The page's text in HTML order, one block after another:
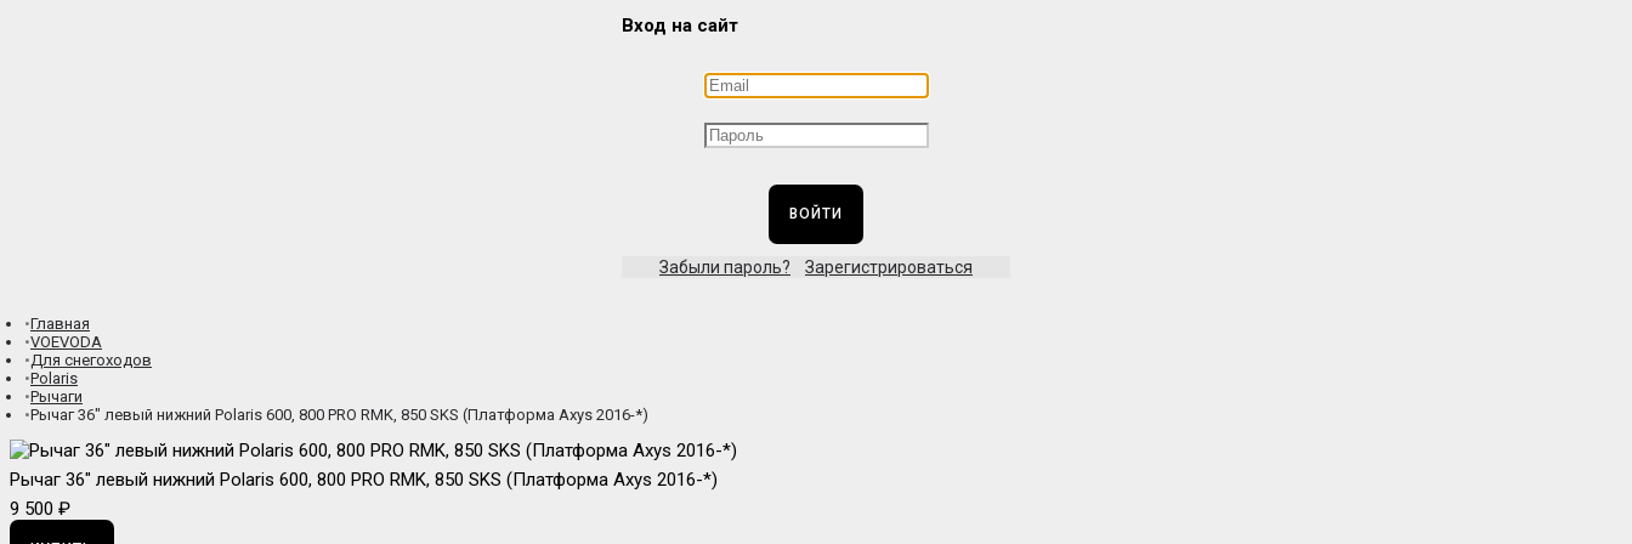
Вход на сайт
ВОЙТИ
Забыли пароль? Зарегистрироваться
Главная
VOEVODA
Для снегоходов
Polaris
Рычаги
Рычаг 36" левый нижний Polaris 600, 800 PRO RMK, 850 SKS (Платформа Axys 2016-*)
Рычаг 36" левый нижний Polaris 600, 800 PRO RMK, 850 SKS (Платформа Axys 2016-*)
9 500 ₽